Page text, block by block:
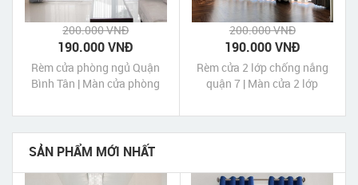
200.000 VNĐ
190.000 VNĐ
Rèm cửa phòng ngủ Quận
Bình Tân | Màn cửa phòng
200.000 VNĐ
190.000 VNĐ
Rèm cửa 2 lớp chống nắng
quận 7 | Màn cửa 2 lớp
SẢN PHẨM MỚI NHẤT